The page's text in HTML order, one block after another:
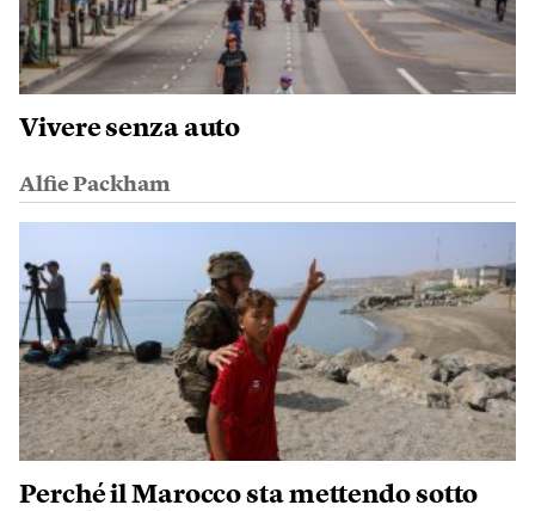
Vivere senza auto
Alfie Packham
Perché il Marocco sta mettendo sotto